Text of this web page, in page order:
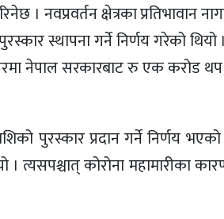
नवप्रवर्तन क्षेत्रका प्रतिभावान
स्थापना गर्ने निर्णय गरेको थियो ।
सरकारबाट रु एक करोड थप गरी
पुरस्कार प्रदान गर्ने निर्णय
। त्यसपश्चात् कोरोना महामारीका